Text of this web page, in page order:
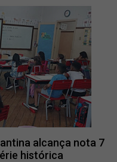
alcança nota 7
histórica